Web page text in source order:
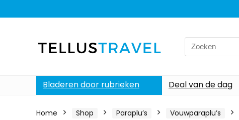
Search
for:
Bladeren door rubrieken Deal van de dag
Home Shop Paraplu’s Vouwparaplu’s